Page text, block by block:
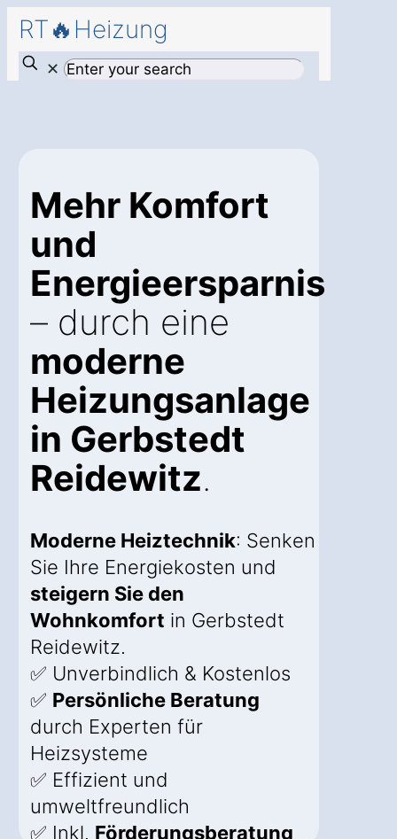
RT🔥Heizung
✕
Mehr Komfort
und
Energieersparnis
– durch eine
moderne
Heizungsanlage
in Gerbstedt
Reidewitz.
Moderne Heiztechnik: Senken
Sie Ihre Energiekosten und
steigern Sie den
Wohnkomfort in Gerbstedt
Reidewitz.
✅ Unverbindlich & Kostenlos
✅ Persönliche Beratung
durch Experten für
Heizsysteme
✅ Effizient und
umweltfreundlich
✅ Inkl. Förderungsberatung